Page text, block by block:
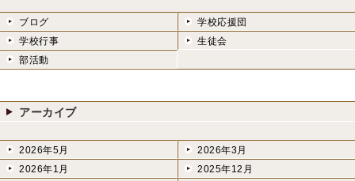
ブログ
学校応援団
学校行事
生徒会
部活動
アーカイブ
2026年5月
2026年3月
2026年1月
2025年12月